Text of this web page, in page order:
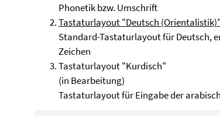
Phonetik bzw. Umschrift
Tastaturlayout "Deutsch (Orientalistik)"
Standard-Tastaturlayout für Deutsch,
Zeichen
Tastaturlayout "Kurdisch"
(in Bearbeitung)
Tastaturlayout für Eingabe der